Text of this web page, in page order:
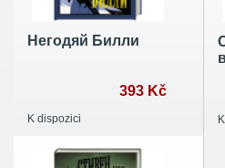
Негодяй Билли
393 Kč
K dispozici